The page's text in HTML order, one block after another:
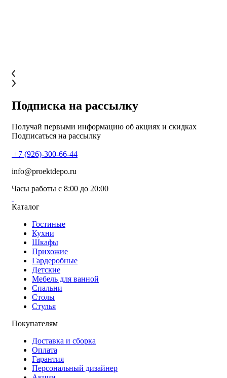
Подписка на рассылку
Получай первыми информацию об акциях и скидках
Подписаться на рассылку
+7 (926)-300-66-44
info@proektdepo.ru
Часы работы с 8:00 до 20:00
Каталог
Гостиные
Кухни
Шкафы
Прихожие
Гардеробные
Детские
Мебель для ванной
Спальни
Столы
Стулья
Покупателям
Доставка и сборка
Оплата
Гарантия
Персональный дизайнер